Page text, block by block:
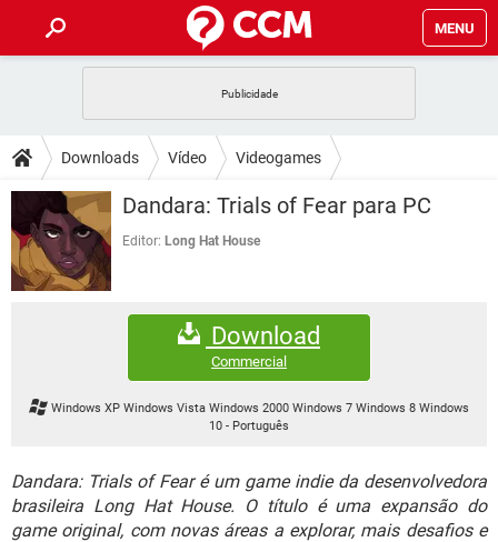
MENU
CELULAR FACEBOOK
OUTLOOK EXCEL
INSTAGRAM
GUIA DE COMPRAS
DICAS
JOGOS WHATSAPP
CELULAR
OUTLOOK
DOWNLOADS
JOGOS
CELULAR
EXCEL
GMAIL
FÓRUM
FACEBOOK
EXCEL
INSTAGRAM GMAIL
WHATSAPP
EXCEL
GUIA DE COMPRAS
Downloads Vídeo Videogames
Dandara: Trials of Fear para PC
Editor: Long Hat House
Download
Commercial
Windows XP Windows Vista Windows 2000 Windows 7 Windows 8 Windows
10 - Português
Dandara: Trials of Fear é um game indie da desenvolvedora
brasileira Long Hat House. O título é uma expansão do
game original, com novas áreas a explorar, mais desafios e